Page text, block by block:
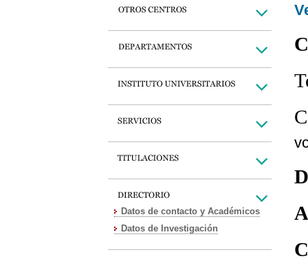
Datos de contacto y Académicos
Datos de Investigación